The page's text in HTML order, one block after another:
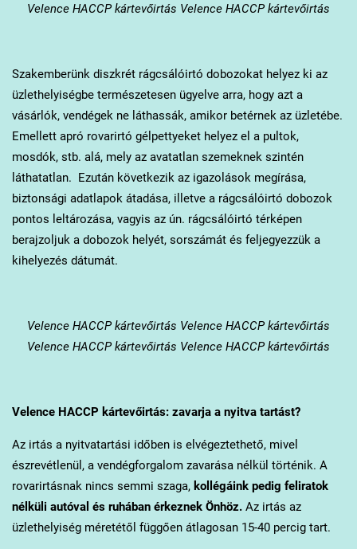
Velence HACCP kártevőirtás Velence HACCP kártevőirtás
Szakemberünk diszkrét rágcsálóirtó dobozokat helyez ki az
üzlethelyiségbe természetesen ügyelve arra, hogy azt a
vásárlók, vendégek ne láthassák, amikor betérnek az üzletébe.
Emellett apró rovarirtó gélpettyeket helyez el a pultok,
mosdók, stb. alá, mely az avatatlan szemeknek szintén
láthatatlan. Ezután következik az igazolások megírása,
biztonsági adatlapok átadása, illetve a rágcsálóirtó dobozok
pontos leltározása, vagyis az ún. rágcsálóirtó térképen
berajzoljuk a dobozok helyét, sorszámát és feljegyezzük a
kihelyezés dátumát.
Velence HACCP kártevőirtás Velence HACCP kártevőirtás
Velence HACCP kártevőirtás Velence HACCP kártevőirtás
Velence HACCP kártevőirtás: zavarja a nyitva tartást?
Az irtás a nyitvatartási időben is elvégeztethető, mivel
észrevétlenül, a vendégforgalom zavarása nélkül történik. A
rovarirtásnak nincs semmi szaga, kollégáink pedig feliratok
nélküli autóval és ruhában érkeznek Önhöz. Az irtás az
üzlethelyiség méretétől függően átlagosan 15-40 percig tart.